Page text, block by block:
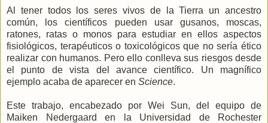
Al tener todos los seres vivos de la Tierra un ancestro
común, los científicos pueden usar gusanos, moscas,
ratones, ratas o monos para estudiar en ellos aspectos
fisiológicos, terapéuticos o toxicológicos que no sería ético
realizar con humanos. Pero ello conlleva sus riesgos desde
el punto de vista del avance científico. Un magnífico
ejemplo acaba de aparecer en Science.
Este trabajo, encabezado por Wei Sun, del equipo de
Maiken Nedergaard en la Universidad de Rochester